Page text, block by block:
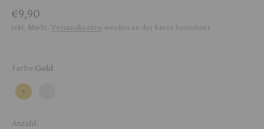
Angebot
€9,90
inkl. MwSt. Versandkosten werden an der Kasse berechnet
Farbe:Gold
Gold
Anzahl: